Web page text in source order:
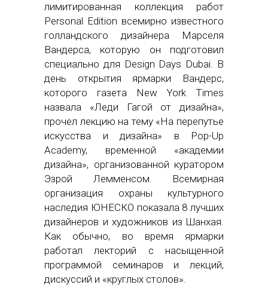
лимитированная коллекция работ
Personal Edition всемирно известного
голландского дизайнера Марселя
Вандерса, которую он подготовил
специально для Design Days Dubai. В
день открытия ярмарки Вандерс,
которого газета New York Times
назвала «Леди Гагой от дизайна»,
прочел лекцию на тему «На перепутье
искусства и дизайна» в Pop-Up
Academy, временной «академии
дизайна», организованной куратором
Эзрой Лемменсом. Всемирная
организация охраны культурного
наследия ЮНЕСКО показала 8 лучших
дизайнеров и художников из Шанхая.
Как обычно, во время ярмарки
работал лекторий с насыщенной
программой семинаров и лекций,
дискуссий и «круглых столов».